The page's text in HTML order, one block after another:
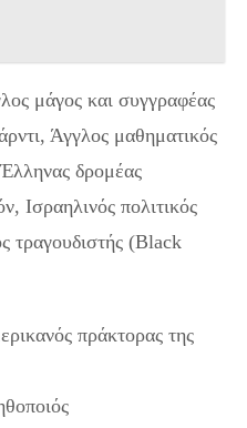
μάγος και συγγραφέας
Άγγλος μαθηματικός
δρομέας
Ισραηλινός πολιτικός
τραγουδιστής (Black
πράκτορας της